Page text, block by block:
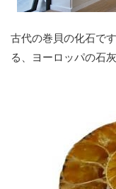
古代の巻貝の化石で
る、ヨーロッパの石